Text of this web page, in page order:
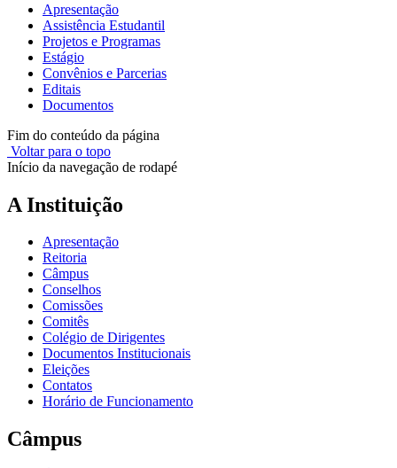
Apresentação
Assistência Estudantil
Projetos e Programas
Estágio
Convênios e Parcerias
Editais
Documentos
Fim do conteúdo da página
Voltar para o topo
Início da navegação de rodapé
A Instituição
Apresentação
Reitoria
Câmpus
Conselhos
Comissões
Comitês
Colégio de Dirigentes
Documentos Institucionais
Eleições
Contatos
Horário de Funcionamento
Câmpus